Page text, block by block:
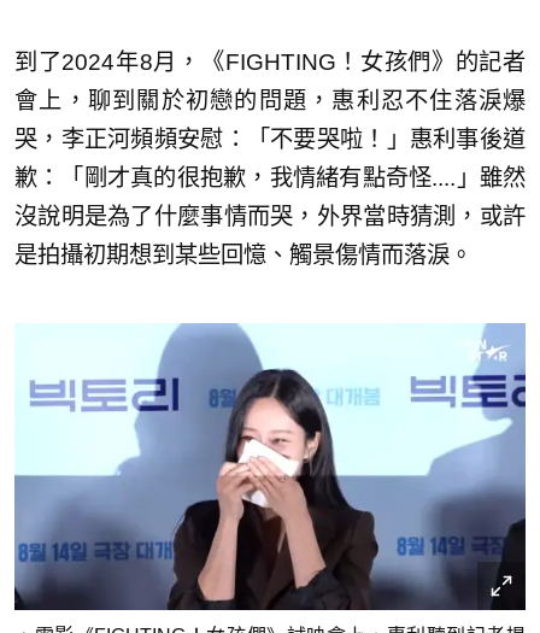
到了2024年8月，《FIGHTING！女孩們》的記者
會上，聊到關於初戀的問題，惠利忍不住落淚爆
哭，李正河頻頻安慰：「不要哭啦！」惠利事後道
歉：「剛才真的很抱歉，我情緒有點奇怪....」雖然
沒說明是為了什麼事情而哭，外界當時猜測，或許
是拍攝初期想到某些回憶、觸景傷情而落淚。